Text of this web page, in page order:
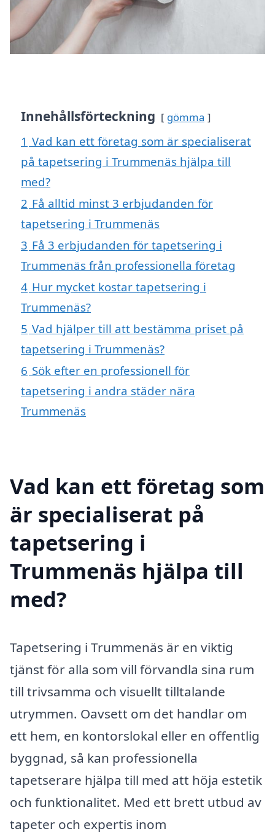
Innehållsförteckning gömma
1 Vad kan ett företag som är specialiserat
på tapetsering i Trummenäs hjälpa till
med?
2 Få alltid minst 3 erbjudanden för
tapetsering i Trummenäs
3 Få 3 erbjudanden för tapetsering i
Trummenäs från professionella företag
4 Hur mycket kostar tapetsering i
Trummenäs?
5 Vad hjälper till att bestämma priset på
tapetsering i Trummenäs?
6 Sök efter en professionell för
tapetsering i andra städer nära
Trummenäs
Vad kan ett företag som
är specialiserat på
tapetsering i
Trummenäs hjälpa till
med?
Tapetsering i Trummenäs är en viktig
tjänst för alla som vill förvandla sina rum
till trivsamma och visuellt tilltalande
utrymmen. Oavsett om det handlar om
ett hem, en kontorslokal eller en offentlig
byggnad, så kan professionella
tapetserare hjälpa till med att höja estetik
och funktionalitet. Med ett brett utbud av
tapeter och expertis inom